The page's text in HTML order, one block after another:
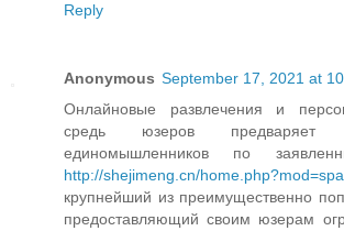
Reply
Anonymous September 17, 2021 at
Онлайновые развлечения и
средь юзеров предваряет
единомышленников по
http://shejimeng.cn/
крупнейший из преимущественно
предоставляющий своим юзерам